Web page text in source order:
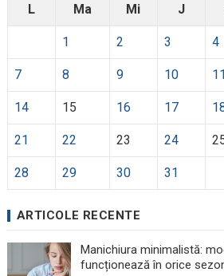
L Ma Mi J
1 2 3 4
7 8 9 10 11
14 15 16 17
21 22 23 24
28 29 30 31
ARTICOLE RECENTE
Manichiura minimalistă:
funcționează în orice